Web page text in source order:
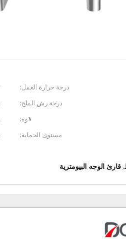
درجة حرارة العمل:
درجة رش الملح:
قوة:
مستوى الحماية:
, قارئ الوجه البيومترية